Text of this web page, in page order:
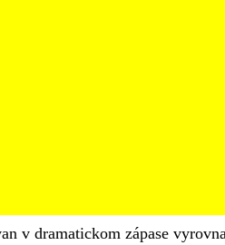
v dramatickom zápase